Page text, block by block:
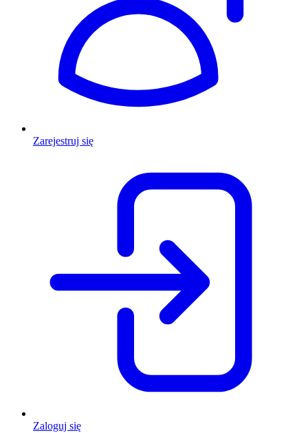
Zarejestruj się
Zaloguj się